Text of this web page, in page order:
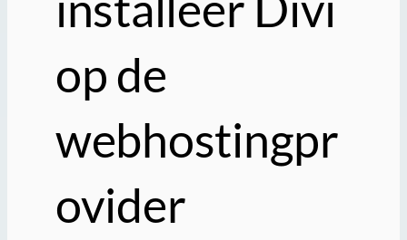
op de
webhostingpr
ovider